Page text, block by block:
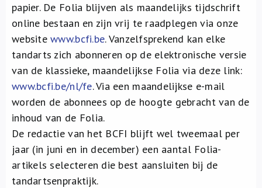
papier. De Folia blijven als maandelijks tijdschrift
online bestaan en zijn vrij te raadplegen via onze
websitewww.bcfi.be. Vanzelfsprekend kan elke
tandarts zich abonneren op de elektronische versie
van de klassieke, maandelijkse Folia via deze link:
www.bcfi.be/nl/fe. Via een maandelijkse e-mail
worden de abonnees op de hoogte gebracht van de
inhoud van de Folia.
De redactie van het BCFI blijft wel tweemaal per
jaar (in juni en in december) een aantal Folia-
artikels selecteren die best aansluiten bij de
tandartsenpraktijk.